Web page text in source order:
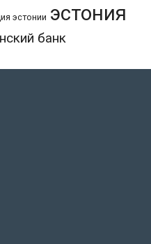
эстонии эстония
банк